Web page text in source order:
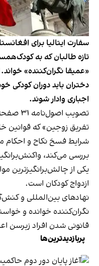
سفارت ایتالیا برای
تازه طالبان که به
«عمیقا نگران‌کننده»
دختران باید دوران کودکی
اجباری وادار شوند.
تصویب
تفریق زوجین» که قوانین
شرایط فسخ نکاح و احکام
بررسی می‌کند،
یکی از چالش‌برانگیزترین
ازدواج کودکان است.
نهادهای بین‌المللی و
نگران‌کننده خوانده و
قانونی شدن افراد زیرسن
پربازدیدترین‌ها